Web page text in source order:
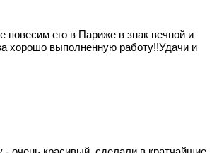
его в Париже в знак вечной и
хорошо выполненную работу!!Удачи и